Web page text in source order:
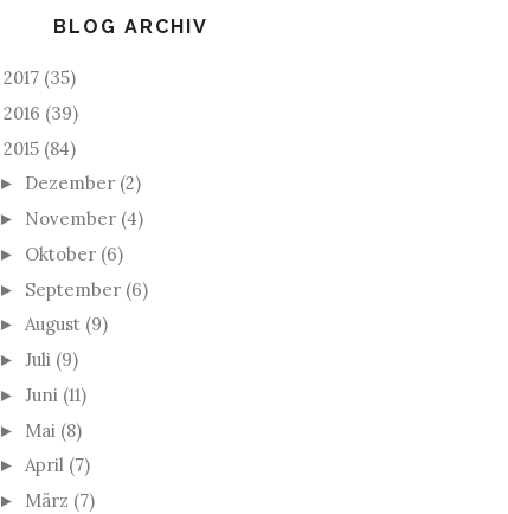
BLOG ARCHIV
2017 (35)
2016 (39)
2015 (84)
► Dezember (2)
► November (4)
► Oktober (6)
► September (6)
► August (9)
► Juli (9)
► Juni (11)
► Mai (8)
► April (7)
► März (7)